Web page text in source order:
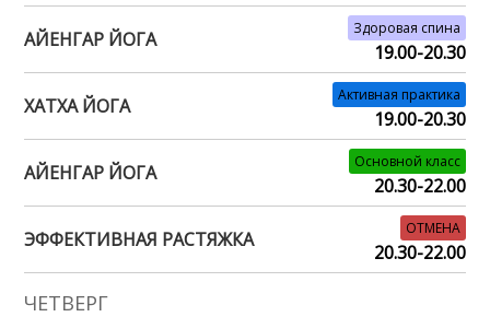
АЙЕНГАР ЙОГА Здоровая спина
19.00-20.30
ХАТХА ЙОГА Активная практика
19.00-20.30
АЙЕНГАР ЙОГА Основной класс
20.30-22.00
ЭФФЕКТИВНАЯ РАСТЯЖКА ОТМЕНА
20.30-22.00
ЧЕТВЕРГ